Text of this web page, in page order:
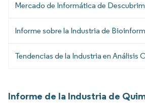
Mercado de Informática de
Informe sobre la Industria de
Tendencias de la Industria en Análisis
Informe de la Industria de